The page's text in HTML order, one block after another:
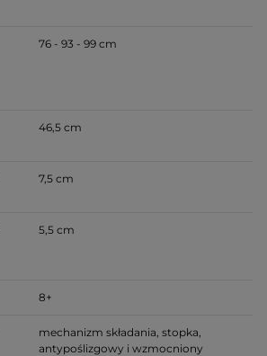
76 - 93 - 99 cm
46,5 cm
7,5 cm
5,5 cm
8+
mechanizm składania, stopka,
antypoślizgowy i wzmocniony